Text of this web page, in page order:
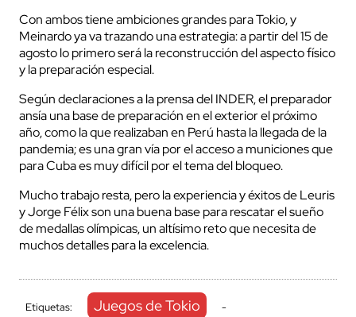
Con ambos tiene ambiciones grandes para Tokio, y
Meinardo ya va trazando una estrategia: a partir del 15 de
agosto lo primero será la reconstrucción del aspecto físico
y la preparación especial.
Según declaraciones a la prensa del INDER, el preparador
ansía una base de preparación en el exterior el próximo
año, como la que realizaban en Perú hasta la llegada de la
pandemia; es una gran vía por el acceso a municiones que
para Cuba es muy difícil por el tema del bloqueo.
Mucho trabajo resta, pero la experiencia y éxitos de Leuris
y Jorge Félix son una buena base para rescatar el sueño
de medallas olímpicas, un altísimo reto que necesita de
muchos detalles para la excelencia.
Etiquetas: Juegos de Tokio -